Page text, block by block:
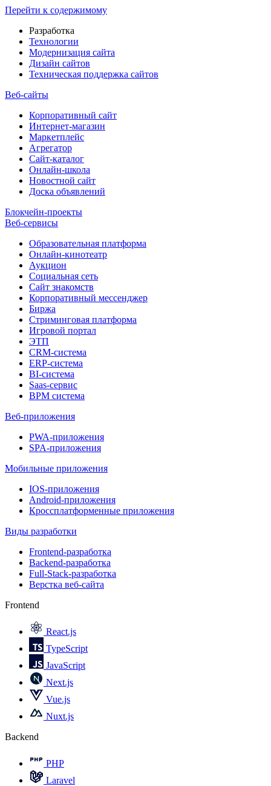
Перейти к содержимому
Разработка
Технологии
Модернизация сайта
Дизайн сайтов
Техническая поддержка сайтов
Веб-сайты
Корпоративный сайт
Интернет-магазин
Маркетплейс
Агрегатор
Сайт-каталог
Онлайн-школа
Новостной сайт
Доска объявлений
Блокчейн-проекты
Веб-сервисы
Образовательная платформа
Онлайн-кинотеатр
Аукцион
Социальная сеть
Сайт знакомств
Корпоративный мессенджер
Биржа
Стриминговая платформа
Игровой портал
ЭТП
CRM-система
ERP-система
BI-система
Saas-сервис
BPM система
Веб-приложения
PWA-приложения
SPA-приложения
Мобильные приложения
IOS-приложения
Android-приложения
Кроссплатформенные приложения
Виды разработки
Frontend-разработка
Backend-разработка
Full-Stack-разработка
Верстка веб-сайта
Frontend
React.js
TypeScript
JavaScript
Next.js
Vue.js
Nuxt.js
Backend
PHP
Laravel